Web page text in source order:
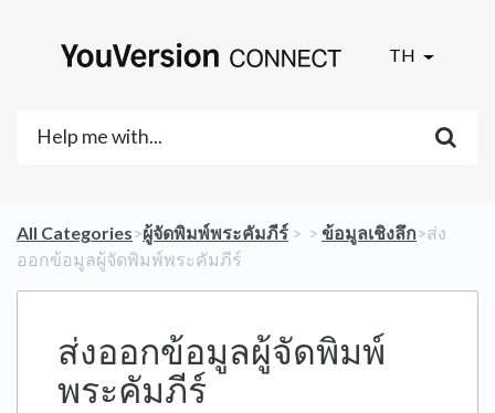
TH
All Categories​>​​ผู้จัดพิมพ์พระคัมภีร์ ​ > ​ ​ > ​ ​ข้อมูลเชิงลึก​>​ ส่ง
ออกข้อมูลผู้จัดพิมพ์พระคัมภีร์
ส่งออกข้อมูลผู้จัดพิมพ์
พระคัมภีร์